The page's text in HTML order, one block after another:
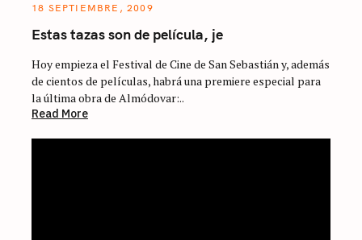
18 SEPTIEMBRE, 2009
Estas tazas son de película, je
Hoy empieza el Festival de Cine de San Sebastián y, además
de cientos de películas, habrá una premiere especial para
la última obra de Almódovar:..
Read More